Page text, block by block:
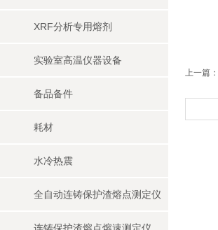
XRF分析专用熔剂
实验室高温仪器设备
备品备件
耗材
水冷热震
全自动连铸保护渣熔点测定仪
上一篇：